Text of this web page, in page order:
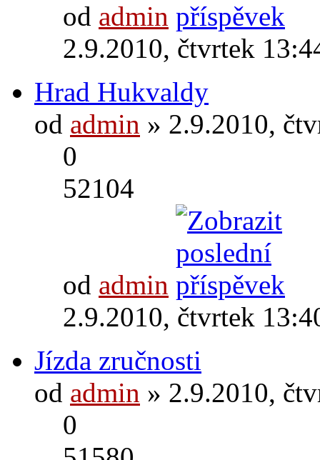
od admin
2.9.2010, čtvrtek
Hrad Hukvaldy
od admin » 2.9.2010,
0
52104
od admin
2.9.2010, čtvrtek
Jízda zručnosti
od admin » 2.9.2010,
0